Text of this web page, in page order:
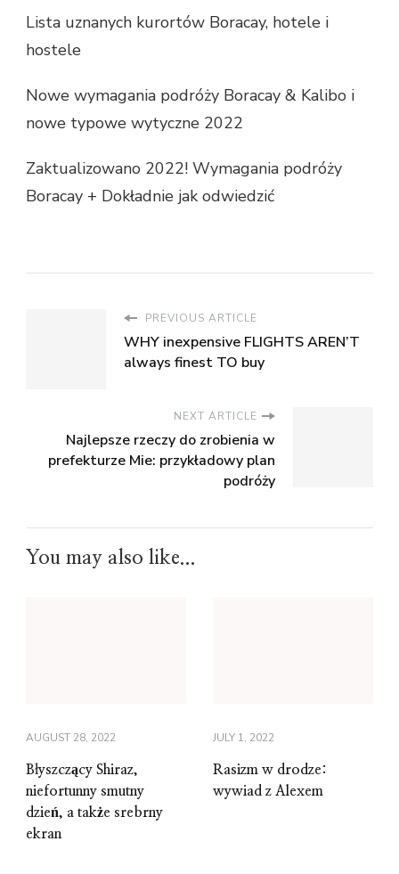
Lista uznanych kurortów Boracay, hotele i
hostele
Nowe wymagania podróży Boracay & Kalibo i
nowe typowe wytyczne 2022
Zaktualizowano 2022! Wymagania podróży
Boracay + Dokładnie jak odwiedzić
PREVIOUS ARTICLE
WHY inexpensive FLIGHTS AREN’T
always finest TO buy
NEXT ARTICLE
Najlepsze rzeczy do zrobienia w
prefekturze Mie: przykładowy plan
podróży
You may also like...
AUGUST 28, 2022
Błyszczący Shiraz,
niefortunny smutny
dzień, a także srebrny
ekran
JULY 1, 2022
Rasizm w drodze:
wywiad z Alexem